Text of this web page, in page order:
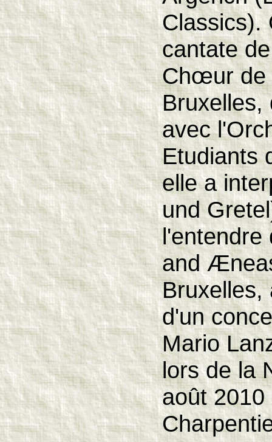
Classics).
cantate
Chœur de
Bruxelles,
avec
Etudiants
elle a
und
l'entendre
and
Bruxelles,
d'un
Mario
lors de la
août 2010